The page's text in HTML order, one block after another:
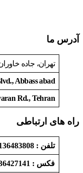
آدرس ما
تهران، جاده
Abbass abad
Rd., Tehran
راه های ارتباطی
تلفن : 02136483808 - 02136423809 - 02136424201
فکس : 02136427141 ایمیل : info@neginalmasco.ir